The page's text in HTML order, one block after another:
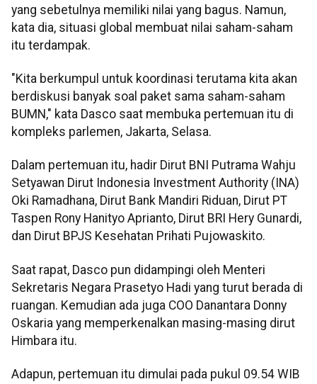
yang sebetulnya memiliki nilai yang bagus. Namun,
kata dia, situasi global membuat nilai saham-saham
itu terdampak.
"Kita berkumpul untuk koordinasi terutama kita akan
berdiskusi banyak soal paket sama saham-saham
BUMN," kata Dasco saat membuka pertemuan itu di
kompleks parlemen, Jakarta, Selasa.
Dalam pertemuan itu, hadir Dirut BNI Putrama Wahju
Setyawan Dirut Indonesia Investment Authority (INA)
Oki Ramadhana, Dirut Bank Mandiri Riduan, Dirut PT
Taspen Rony Hanityo Aprianto, Dirut BRI Hery Gunardi,
dan Dirut BPJS Kesehatan Prihati Pujowaskito.
Saat rapat, Dasco pun didampingi oleh Menteri
Sekretaris Negara Prasetyo Hadi yang turut berada di
ruangan. Kemudian ada juga COO Danantara Donny
Oskaria yang memperkenalkan masing-masing dirut
Himbara itu.
Adapun, pertemuan itu dimulai pada pukul 09.54 WIB